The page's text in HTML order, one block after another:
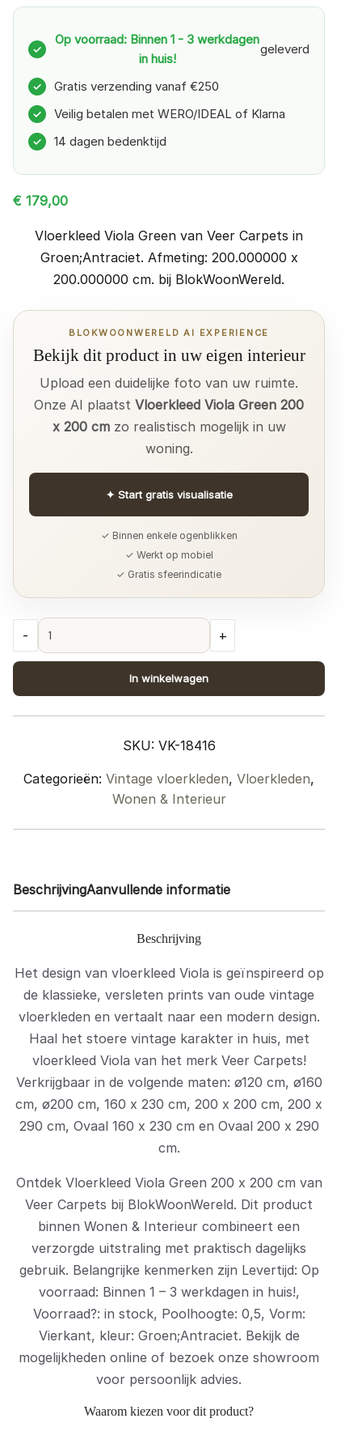
✓
Op voorraad: Binnen 1 - 3 werkdagen
in huis!
geleverd
✓ Gratis verzending vanaf €250
✓ Veilig betalen met WERO/IDEAL of Klarna
✓ 14 dagen bedenktijd
€ 179,00
Vloerkleed Viola Green van Veer Carpets in
Groen;Antraciet. Afmeting: 200.000000 x
200.000000 cm. bij BlokWoonWereld.
BLOKWOONWERELD AI EXPERIENCE
Bekijk dit product in uw eigen interieur
Upload een duidelijke foto van uw ruimte.
Onze AI plaatst Vloerkleed Viola Green 200
x 200 cmzo realistisch mogelijk in uw
woning.
✦ Start gratis visualisatie
✓ Binnen enkele ogenblikken
✓ Werkt op mobiel
✓ Gratis sfeerindicatie
200
cm
- +
In winkelwagen
SKU: VK-18416
Categorieën: Vintage vloerkleden, Vloerkleden,
Wonen & Interieur
BeschrijvingAanvullende informatie
Beschrijving
Het design van vloerkleed Viola is geïnspireerd op
de klassieke, versleten prints van oude vintage
vloerkleden en vertaalt naar een modern design.
Haal het stoere vintage karakter in huis, met
vloerkleed Viola van het merk Veer Carpets!
Verkrijgbaar in de volgende maten: ø120 cm, ø160
cm, ø200 cm, 160 x 230 cm, 200 x 200 cm, 200 x
290 cm, Ovaal 160 x 230 cm en Ovaal 200 x 290
cm.
Ontdek Vloerkleed Viola Green 200 x 200 cm van
Veer Carpets bij BlokWoonWereld. Dit product
binnen Wonen & Interieur combineert een
verzorgde uitstraling met praktisch dagelijks
gebruik. Belangrijke kenmerken zijn Levertijd: Op
voorraad: Binnen 1 – 3 werkdagen in huis!,
Voorraad?: in stock, Poolhoogte: 0,5, Vorm:
Vierkant, kleur: Groen;Antraciet. Bekijk de
mogelijkheden online of bezoek onze showroom
voor persoonlijk advies.
Waarom kiezen voor dit product?